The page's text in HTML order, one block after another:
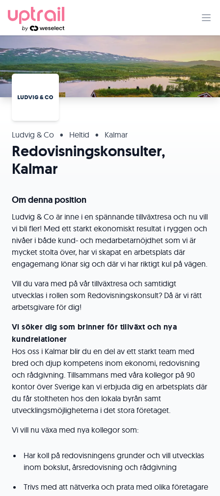
Ludvig & Co • Heltid • Kalmar
Redovisningskonsulter,
Kalmar
Om denna position
Ludvig & Co är inne i en spännande tillväxtresa och nu vill
vi bli fler! Med ett starkt ekonomiskt resultat i ryggen och
nivåer i både kund- och medarbetarnöjdhet som vi är
mycket stolta över, har vi skapat en arbetsplats där
engagemang lönar sig och där vi har riktigt kul på vägen.
Vill du vara med på vår tillväxtresa och samtidigt
utvecklas i rollen som Redovisningskonsult? Då är vi rätt
arbetsgivare för dig!
Vi söker dig som brinner för tillväxt och nya
kundrelationer
Hos oss i Kalmar blir du en del av ett starkt team med
bred och djup kompetens inom ekonomi, redovisning
och rådgivning. Tillsammans med våra kollegor på 90
kontor över Sverige kan vi erbjuda dig en arbetsplats där
du får stoltheten hos den lokala byrån samt
utvecklingsmöjligheterna i det stora företaget.
Vi vill nu växa med nya kollegor som:
Har koll på redovisningens grunder och vill utvecklas
inom bokslut, årsredovisning och rådgivning
Trivs med att nätverka och prata med olika företagare